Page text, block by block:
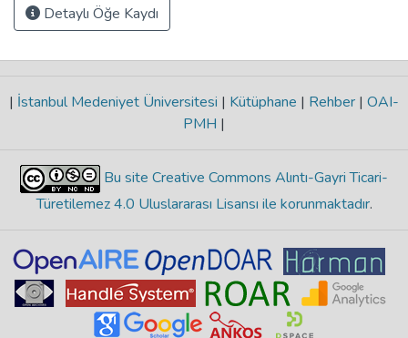
Detaylı Öğe Kaydı
| İstanbul Medeniyet Üniversitesi | Kütüphane | Rehber | OAI-
PMH |
Bu site Creative Commons Alıntı-Gayri Ticari-
Türetilemez 4.0 Uluslararası Lisansı ile korunmaktadır.